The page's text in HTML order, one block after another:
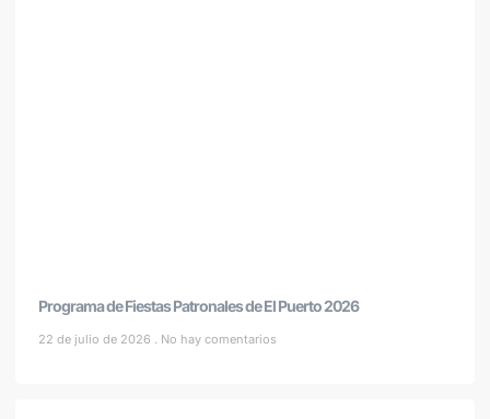
Programa de Fiestas Patronales de El Puerto 2026
22 de julio de 2026 No hay comentarios